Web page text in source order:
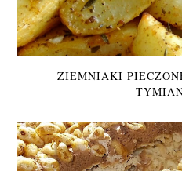
ZIEMNIAKI